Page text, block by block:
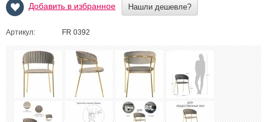
Добавить в избранное Нашли дешевле?
Артикул: FR 0392